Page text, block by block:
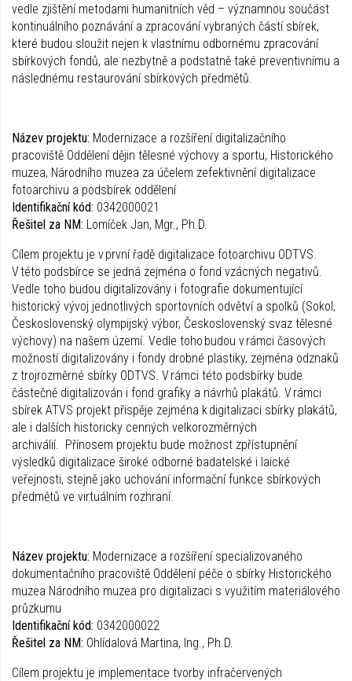
vedle zjištění metodami humanitních věd – významnou součást
kontinuálního poznávání a zpracování vybraných částí sbírek,
které budou sloužit nejen k vlastnímu odbornému zpracování
sbírkových fondů, ale nezbytně a podstatně také preventivnímu a
následnému restaurování sbírkových předmětů.
Název projektu: Modernizace a rozšíření digitalizačního
pracoviště Oddělení dějin tělesné výchovy a sportu, Historického
muzea, Národního muzea za účelem zefektivnění digitalizace
fotoarchivu a podsbírek oddělení
Identifikační kód: 0342000021
Řešitel za NM: Lomíček Jan, Mgr., Ph.D.
Cílem projektu je v první řadě digitalizace fotoarchivu ODTVS.
V této podsbírce se jedná zejména o fond vzácných negativů.
Vedle toho budou digitalizovány i fotografie dokumentující
historický vývoj jednotlivých sportovních odvětví a spolků (Sokol,
Československý olympijský výbor, Československý svaz tělesné
výchovy) na našem území. Vedle toho budou v rámci časových
možností digitalizovány i fondy drobné plastiky, zejména odznaků
z trojrozměrné sbírky ODTVS. V rámci této podsbírky bude
částečně digitalizován i fond grafiky a návrhů plakátů. V rámci
sbírek ATVS projekt přispěje zejména k digitalizaci sbírky plakátů,
ale i dalších historicky cenných velkorozměrných
archiválií. Přínosem projektu bude možnost zpřístupnění
výsledků digitalizace široké odborné badatelské i laické
veřejnosti, stejně jako uchování informační funkce sbírkových
předmětů ve virtuálním rozhraní.
Název projektu: Modernizace a rozšíření specializovaného
dokumentačního pracoviště Oddělení péče o sbírky Historického
muzea Národního muzea pro digitalizaci s využitím materiálového
průzkumu
Identifikační kód: 0342000022
Řešitel za NM: Ohlídalová Martina, Ing., Ph.D.
Cílem projektu je implementace tvorby infračervených